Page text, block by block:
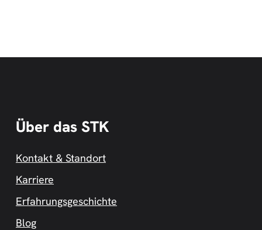
Über das STK
Kontakt & Standort
Karriere
Erfahrungsgeschichte
Blog